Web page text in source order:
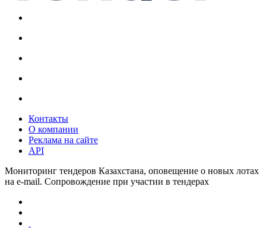
Контакты
О компании
Реклама на сайте
API
Мониторинг тендеров Казахстана, оповещение о новых лотах
на e-mail. Сопровождение при участии в тендерах